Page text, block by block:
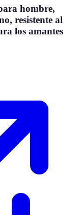
hombre,
resistente al
los amantes